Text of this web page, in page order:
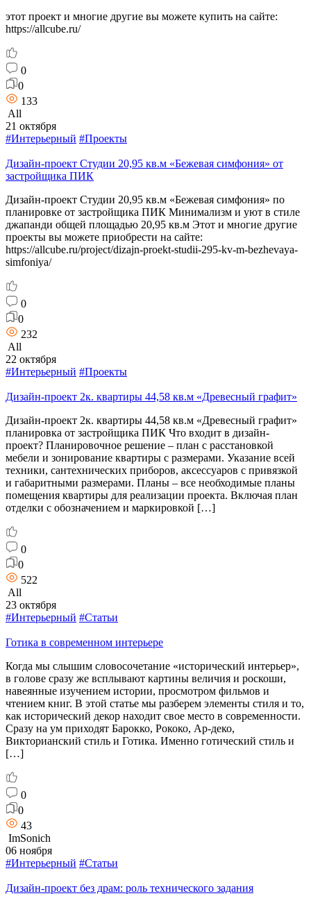
этот проект и многие другие вы можете купить на сайте:
https://allcube.ru/
0
0
133
All
21 октября
#Интерьерный #Проекты
Дизайн-проект Студии 20,95 кв.м «Бежевая симфония» от
застройщика ПИК
Дизайн-проект Студии 20,95 кв.м «Бежевая симфония» по
планировке от застройщика ПИК Минимализм и уют в стиле
джапанди общей площадью 20,95 кв.м Этот и многие другие
проекты вы можете приобрести на сайте:
https://allcube.ru/project/dizajn-proekt-studii-295-kv-m-bezhevaya-
simfoniya/
0
0
232
All
22 октября
#Интерьерный #Проекты
Дизайн-проект 2к. квартиры 44,58 кв.м «Древесный графит»
Дизайн-проект 2к. квартиры 44,58 кв.м «Древесный графит»
планировка от застройщика ПИК Что входит в дизайн-
проект? Планировочное решение – план с расстановкой
мебели и зонирование квартиры с размерами. Указание всей
техники, сантехнических приборов, аксессуаров с привязкой
и габаритными размерами. Планы – все необходимые планы
помещения квартиры для реализации проекта. Включая план
отделки с обозначением и маркировкой […]
0
0
522
All
23 октября
#Интерьерный #Статьи
Готика в современном интерьере
Когда мы слышим словосочетание «исторический интерьер»,
в голове сразу же всплывают картины величия и роскоши,
навеянные изучением истории, просмотром фильмов и
чтением книг. В этой статье мы разберем элементы стиля и то,
как исторический декор находит свое место в современности.
Сразу на ум приходят Барокко, Рококо, Ар-деко,
Викторианский стиль и Готика. Именно готический стиль и
[…]
0
0
43
ImSonich
06 ноября
#Интерьерный #Статьи
Дизайн-проект без драм: роль технического задания